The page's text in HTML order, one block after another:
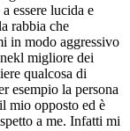
essere lucida e
rabbia che
in modo aggressivo
migliore dei
qualcosa di
esempio la persona
mio opposto ed è
a me. Infatti mi